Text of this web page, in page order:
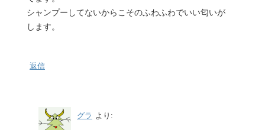
シャンプーしてないからこそのふわふわでいい匂いが
します。
返信
グラ より: